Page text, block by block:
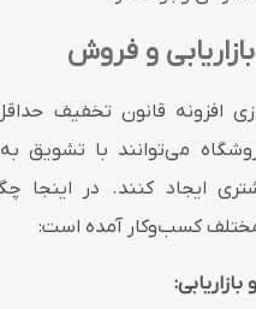
بازاریابی و فروش
افزونه قانون تخفیف
می‌توانند با تشویق به
ایجاد کنند. در اینجا
کسب‌وکار آمده است: